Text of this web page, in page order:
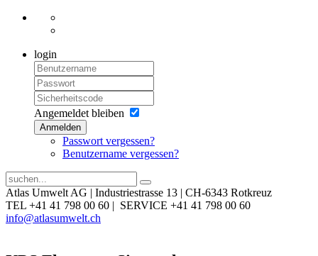
login
Angemeldet bleiben
Anmelden
Passwort vergessen?
Benutzername vergessen?
Atlas Umwelt AG | Industriestrasse 13 | CH-6343 Rotkreuz
TEL +41 41 798 00 60 | SERVICE +41 41 798 00 60
info@atlasumwelt.ch